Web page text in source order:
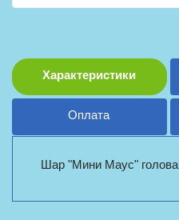
Характеристики
Оплата
Шар "Мини Маус" голова